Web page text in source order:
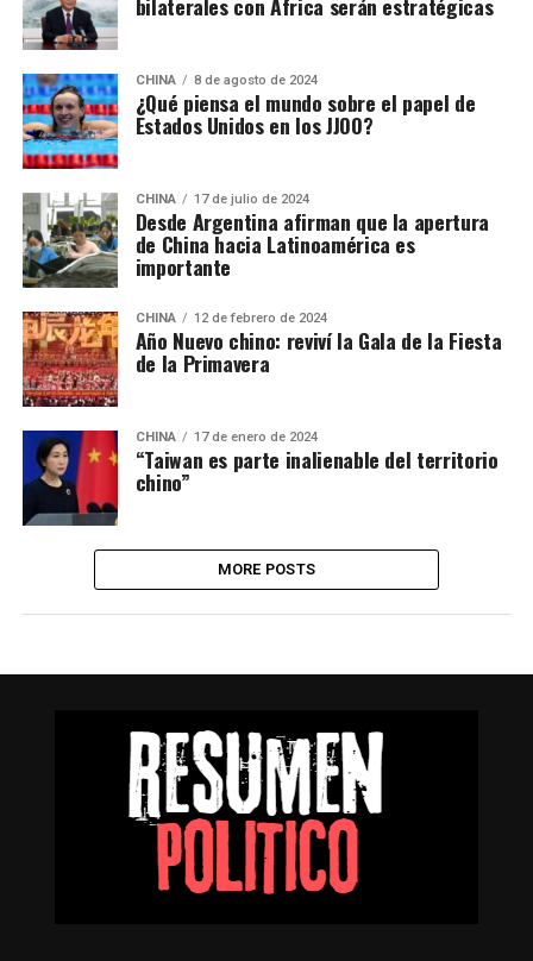
bilaterales con África serán estratégicas
CHINA 8 de agosto de 2024
¿Qué piensa el mundo sobre el papel de
Estados Unidos en los JJOO?
CHINA 17 de julio de 2024
Desde Argentina afirman que la apertura
de China hacia Latinoamérica es
importante
CHINA 12 de febrero de 2024
Año Nuevo chino: reviví la Gala de la Fiesta
de la Primavera
CHINA 17 de enero de 2024
“Taiwan es parte inalienable del territorio
chino”
MORE POSTS